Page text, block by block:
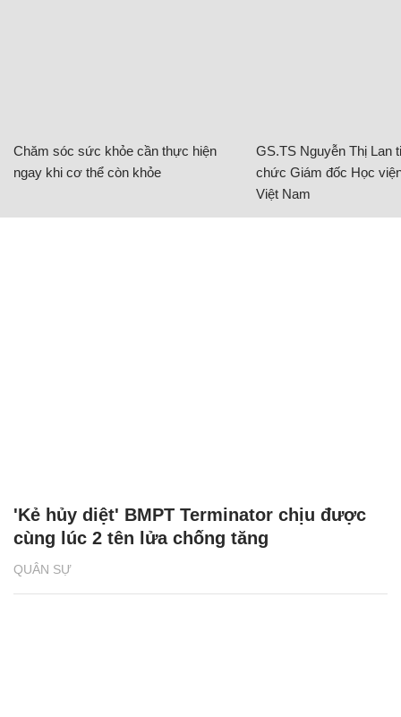
Chăm sóc sức khỏe cần thực hiện
ngay khi cơ thể còn khỏe
GS.TS Nguyễn Thị Lan
chức Giám đốc Học
Việt Nam
QUÂN SỰ
'Kẻ hủy diệt' BMPT Terminator chịu được
cùng lúc 2 tên lửa chống tăng